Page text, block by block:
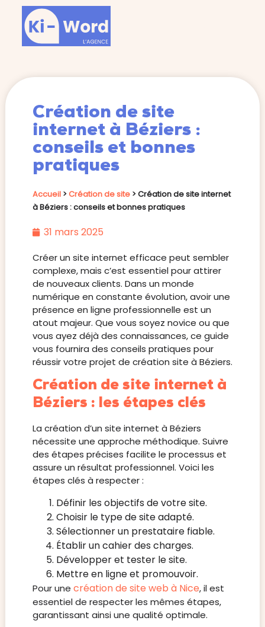
Création de site
internet à Béziers :
conseils et bonnes
pratiques
Accueil>Création de site>Création de site internet
à Béziers : conseils et bonnes pratiques
31 mars 2025
Créer un site internet efficace peut sembler
complexe, mais c’est essentiel pour attirer
de nouveaux clients. Dans un monde
numérique en constante évolution, avoir une
présence en ligne professionnelle est un
atout majeur. Que vous soyez novice ou que
vous ayez déjà des connaissances, ce guide
vous fournira des conseils pratiques pour
réussir votre projet de création site à Béziers.
Création de site internet à
Béziers : les étapes clés
La création d’un site internet à Béziers
nécessite une approche méthodique. Suivre
des étapes précises facilite le processus et
assure un résultat professionnel. Voici les
étapes clés à respecter :
Définir les objectifs de votre site.
Choisir le type de site adapté.
Sélectionner un prestataire fiable.
Établir un cahier des charges.
Développer et tester le site.
Mettre en ligne et promouvoir.
Pour une création de site web à Nice, il est
essentiel de respecter les mêmes étapes,
garantissant ainsi une qualité optimale.